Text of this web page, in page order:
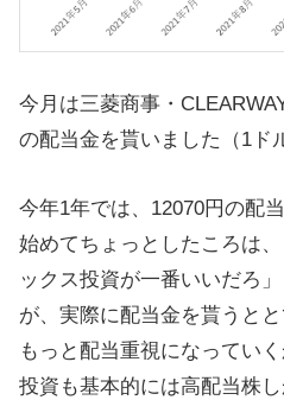
今月は三菱商事・
の配当金を貰いました（1ド
今年1年では、12070円の配
始めてちょっとしたころは
ックス投資が一番いいだろ
が、実際に配当金を貰うと
もっと配当重視になってい
投資も基本的には高配当株